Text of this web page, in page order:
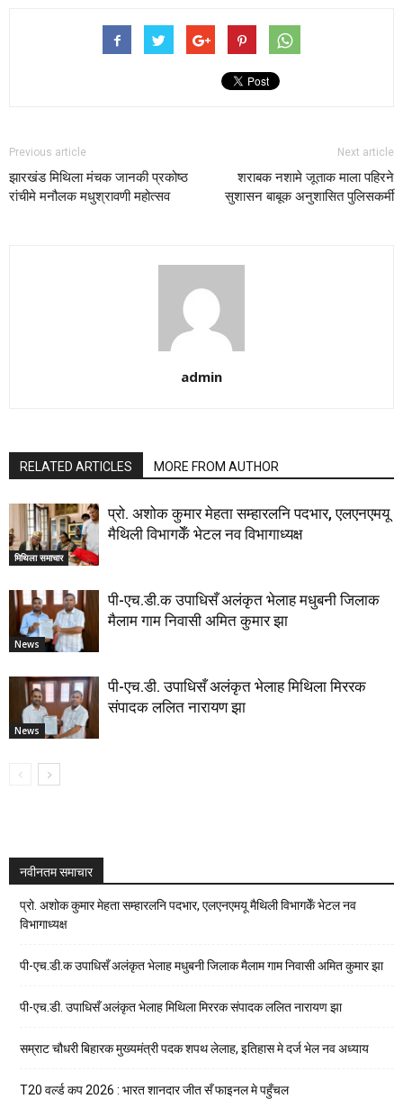
Previous article
झारखंड मिथिला मंचक जानकी प्रकोष्ठ
रांचीमे मनौलक मधुश्रावणी महोत्सव
Next article
शराबक नशामे जूताक माला पहिरने
सुशासन बाबूक अनुशासित पुलिसकर्मी
admin
RELATED ARTICLES MORE FROM AUTHOR
मिथिला समाचार
प्रो. अशोक कुमार मेहता सम्हारलनि पदभार, एलएनएमयू
मैथिली विभागकेँ भेटल नव विभागाध्यक्ष
News
पी-एच.डी.क उपाधिसँ अलंकृत भेलाह मधुबनी जिलाक
मैलाम गाम निवासी अमित कुमार झा
News
पी-एच.डी. उपाधिसँ अलंकृत भेलाह मिथिला मिररक
संपादक ललित नारायण झा
नवीनतम समाचार
प्रो. अशोक कुमार मेहता सम्हारलनि पदभार, एलएनएमयू मैथिली विभागकेँ भेटल नव
विभागाध्यक्ष
पी-एच.डी.क उपाधिसँ अलंकृत भेलाह मधुबनी जिलाक मैलाम गाम निवासी अमित कुमार झा
पी-एच.डी. उपाधिसँ अलंकृत भेलाह मिथिला मिररक संपादक ललित नारायण झा
सम्राट चौधरी बिहारक मुख्यमंत्री पदक शपथ लेलाह, इतिहास मे दर्ज भेल नव अध्याय
T20 वर्ल्ड कप 2026 : भारत शानदार जीत सँ फाइनल मे पहुँचल